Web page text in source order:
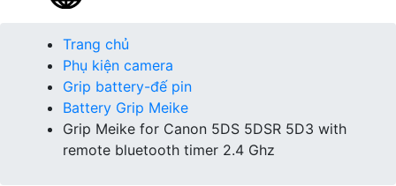
Trang chủ
Phụ kiện camera
Grip battery-đế pin
Battery Grip Meike
Grip Meike for Canon 5DS 5DSR 5D3 with
remote bluetooth timer 2.4 Ghz